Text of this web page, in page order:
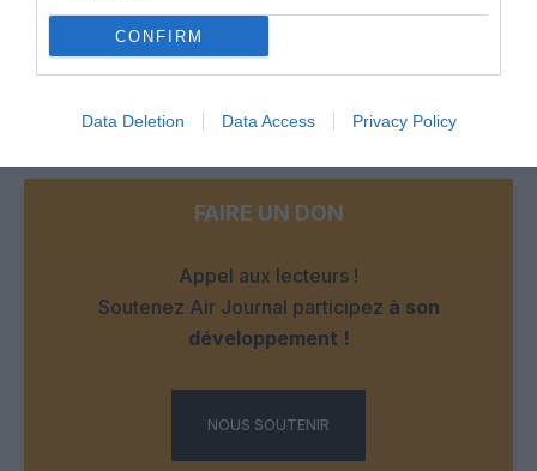
CONFIRM
Data Deletion Data Access Privacy Policy
FAIRE UN DON
Appel aux lecteurs !
Soutenez Air Journal participez à son
développement !
NOUS SOUTENIR